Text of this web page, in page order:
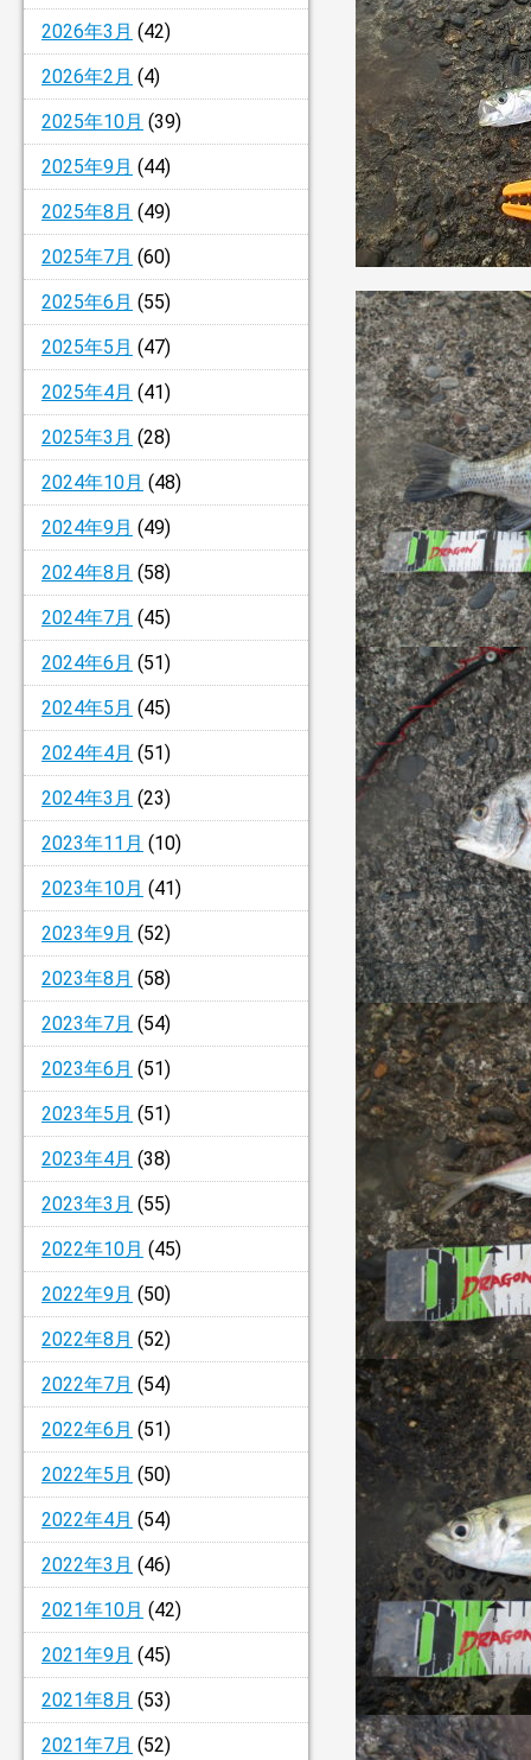
2026年3月 (42)
2026年2月 (4)
2025年10月 (39)
2025年9月 (44)
2025年8月 (49)
2025年7月 (60)
2025年6月 (55)
2025年5月 (47)
2025年4月 (41)
2025年3月 (28)
2024年10月 (48)
2024年9月 (49)
2024年8月 (58)
2024年7月 (45)
2024年6月 (51)
2024年5月 (45)
2024年4月 (51)
2024年3月 (23)
2023年11月 (10)
2023年10月 (41)
2023年9月 (52)
2023年8月 (58)
2023年7月 (54)
2023年6月 (51)
2023年5月 (51)
2023年4月 (38)
2023年3月 (55)
2022年10月 (45)
2022年9月 (50)
2022年8月 (52)
2022年7月 (54)
2022年6月 (51)
2022年5月 (50)
2022年4月 (54)
2022年3月 (46)
2021年10月 (42)
2021年9月 (45)
2021年8月 (53)
2021年7月 (52)